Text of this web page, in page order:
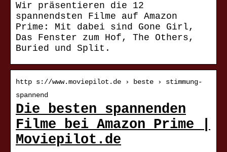
Wir präsentieren die 12
spannendsten Filme auf Amazon
Prime: Mit dabei sind Gone Girl,
Das Fenster zum Hof, The Others,
Buried und Split.
http s://www.moviepilot.de › beste › stimmung-
spannend
Die besten spannenden
Filme bei Amazon Prime |
Moviepilot.de